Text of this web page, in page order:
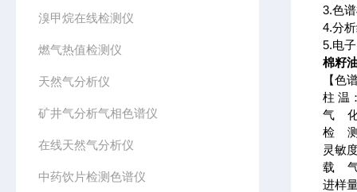
溴甲烷在线检测仪
燃气热值检测仪
天然气分析仪
矿井气分析气相色谱仪
在线天然气分析仪
中药饮片检测色谱仪
3.色
4.分
5.电
棉籽
【色
柱
气
检
灵敏
载 气
进样